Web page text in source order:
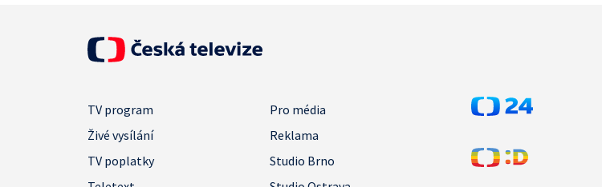
TV program
Pro média
Živé vysílání
Reklama
TV poplatky
Studio Brno